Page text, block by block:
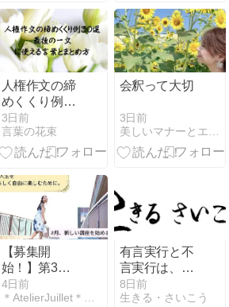
人権作文の締
めくくり例30
選｜最後の一
文に使える言
葉とまとめ方
3日前
言葉の花束
会釈って大切
3日前
【募集開
始！】第3の
人生を、自分
らしく自由に
4日前
＊AtelierJuillet＊砂田ちなつのﾌﾟﾘｻﾞｰﾌ…
有言実行と不
言実行は、ど
ちらが優れて
いるのか
8日前
生きる・さいこう